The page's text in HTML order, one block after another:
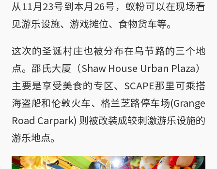
从11月23号到本月26号，蚁粉可以在现场看
见游乐设施、游戏摊位、食物货车等。
这次的圣诞村庄也被分布在乌节路的三个地
点。邵氏大厦（Shaw House Urban Plaza）
主要是享受美食的专区、SCAPE那里可乘搭
海盗船和伦敦火车、格兰芝路停车场(Grange
Road Carpark) 则被改装成较刺激游乐设施的
游乐地点。